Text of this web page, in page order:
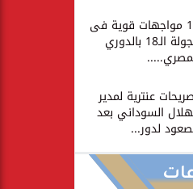
10 مواجهات قوية فى
الجولة الـ18 بالدوري
عنترية لمدير
السوداني بعد
لدور...